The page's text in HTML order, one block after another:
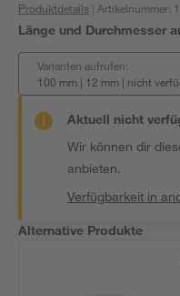
Produktdetails | Artikelnummer:
Länge und Durchmesser
Varianten aufrufen:
100 mm | 12 mm | nicht
Aktuell nicht
Wir können dir
anbieten.
Verfügbarkeit in
Alternative Produkte